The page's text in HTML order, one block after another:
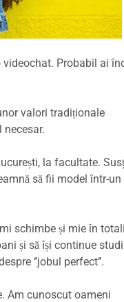
Probabil ai
valori tradiționale
la facultate.
să fii model într-un
schimbe și mie în
și să își continue
‘’jobul perfect’’.
Am cunoscut oameni